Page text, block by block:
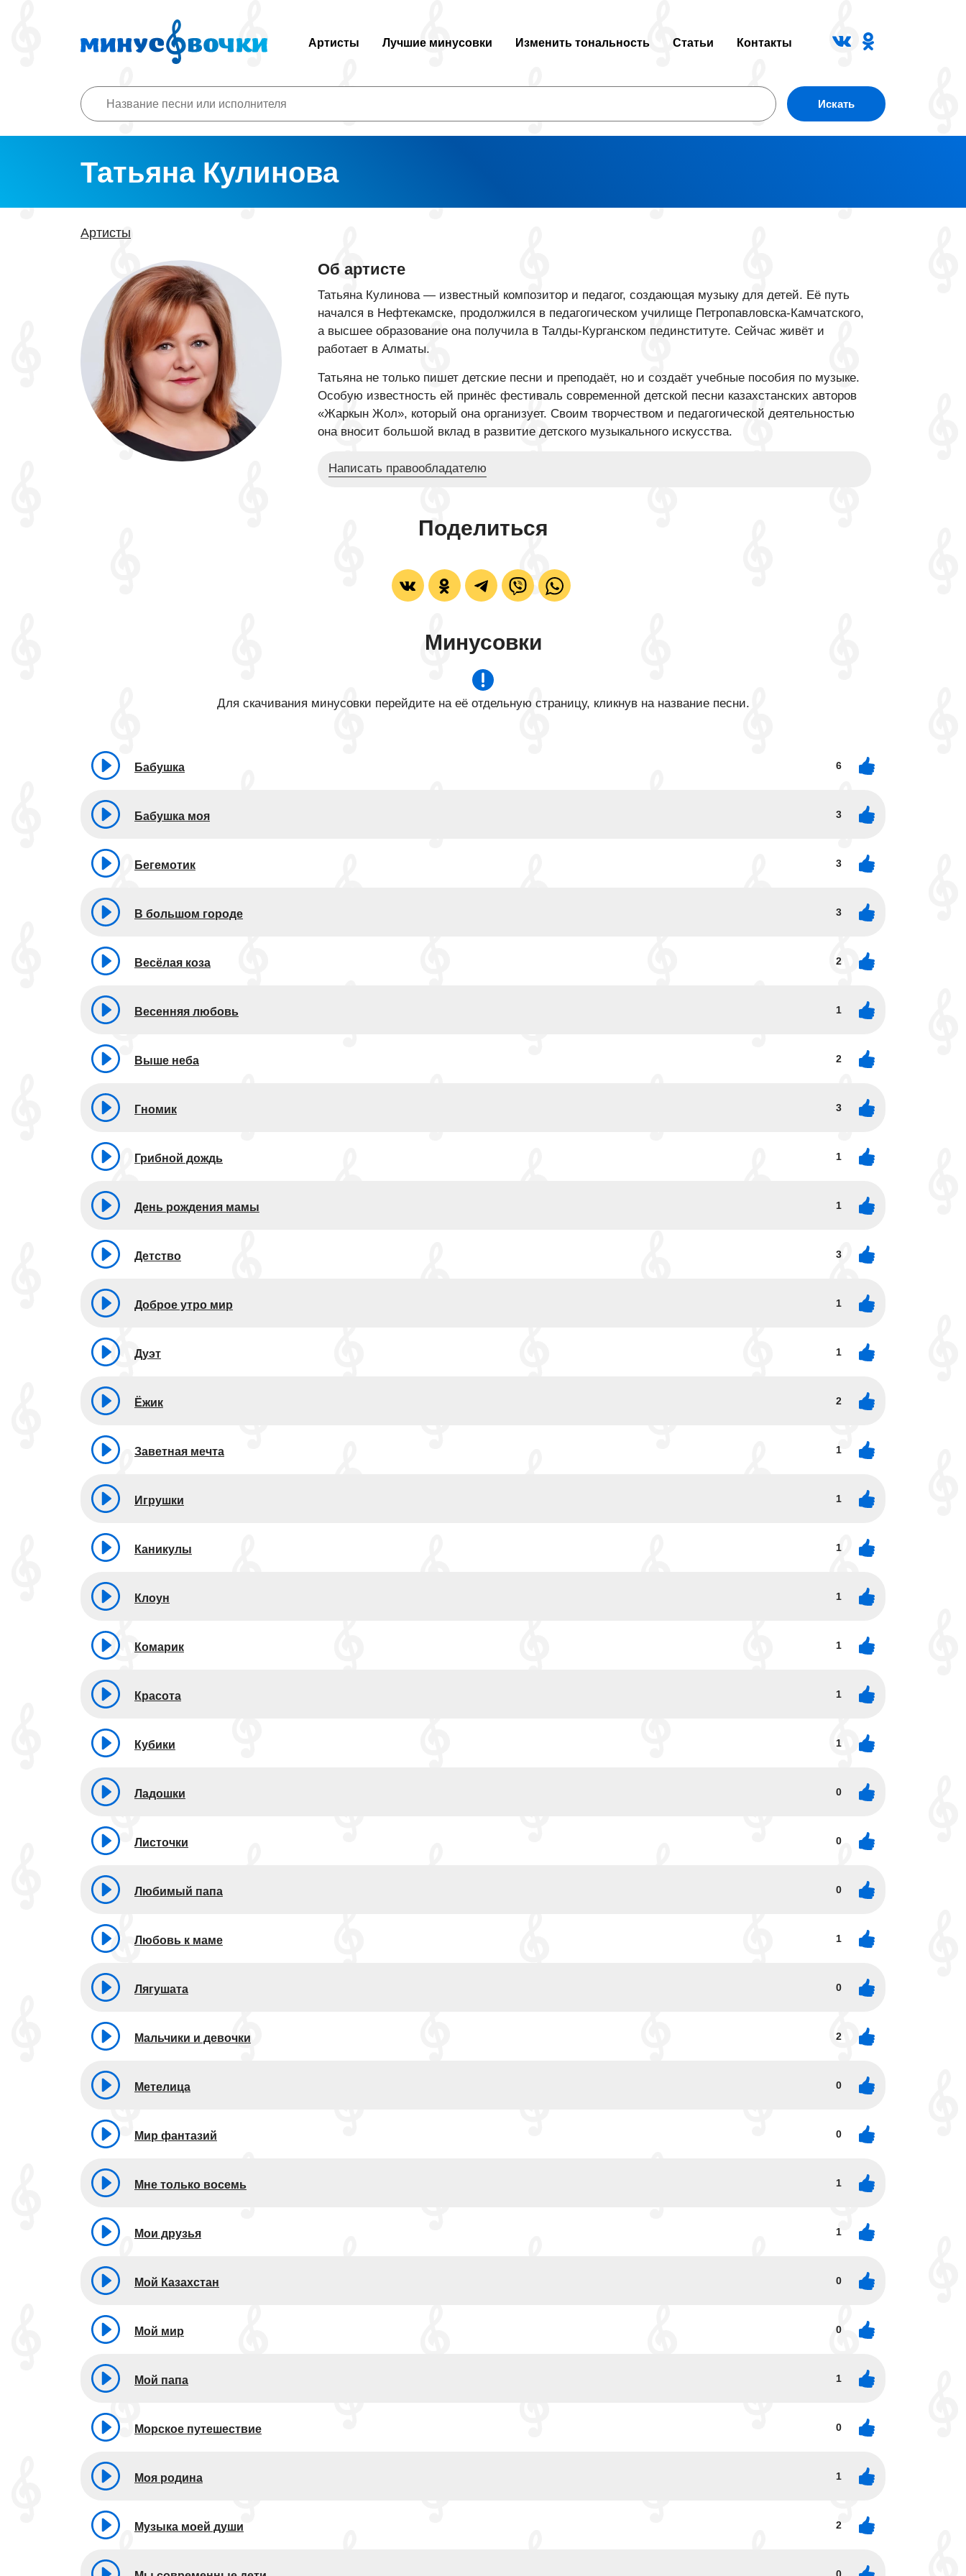
Артисты Лучшие минусовки Изменить тональность Статьи Контакты
Искать
Татьяна Кулинова
Артисты
Об артисте
Татьяна Кулинова — известный композитор и педагог, создающая музыку для детей. Её путь
начался в Нефтекамске, продолжился в педагогическом училище Петропавловска-Камчатского,
а высшее образование она получила в Талды-Курганском пединституте. Сейчас живёт и
работает в Алматы.
Татьяна не только пишет детские песни и преподаёт, но и создаёт учебные пособия по музыке.
Особую известность ей принёс фестиваль современной детской песни казахстанских авторов
«Жаркын Жол», который она организует. Своим творчеством и педагогической деятельностью
она вносит большой вклад в развитие детского музыкального искусства.
Написать правообладателю
Поделиться
Минусовки
Для скачивания минусовки перейдите на её отдельную страницу, кликнув на название песни.
Бабушка 6
Бабушка моя 3
Бегемотик 3
В большом городе 3
Весёлая коза 2
Весенняя любовь 1
Выше неба 2
Гномик 3
Грибной дождь 1
День рождения мамы 1
Детство 3
Доброе утро мир 1
Дуэт 1
Ёжик 2
Заветная мечта 1
Игрушки 1
Каникулы 1
Клоун 1
Комарик 1
Красота 1
Кубики 1
Ладошки 0
Листочки 0
Любимый папа 0
Любовь к маме 1
Лягушата 0
Мальчики и девочки 2
Метелица 0
Мир фантазий 0
Мне только восемь 1
Мои друзья 1
Мой Казахстан 0
Мой мир 0
Мой папа 1
Морское путешествие 0
Моя родина 1
Музыка моей души 2